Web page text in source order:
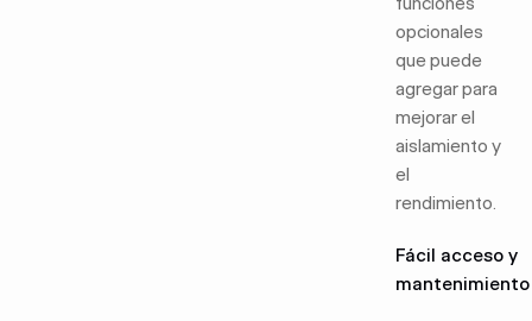
opcionales
que puede
agregar para
mejorar el
aislamiento y
el
rendimiento.
Fácil acceso y
mantenimiento